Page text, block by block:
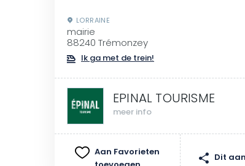
LORRAINE
mairie
88240 Trémonzey
Ik ga met de trein!
EPINAL TOURISME
meer info
Aan Favorieten
Dit